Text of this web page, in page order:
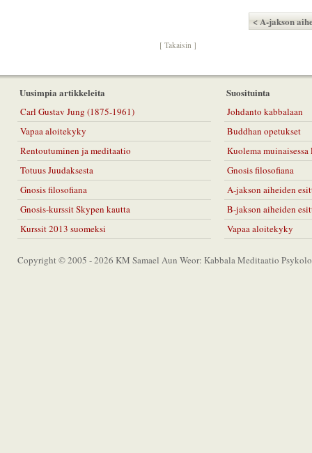
< A-jakson
[ Takaisin ]
Uusimpia artikkeleita
Carl Gustav Jung (1875-1961)
Vapaa aloitekyky
Rentoutuminen ja meditaatio
Totuus Juudaksesta
Gnosis filosofiana
Gnosis-kurssit Skypen kautta
Kurssit 2013 suomeksi
Suosituinta
Johdanto kabbalaan
Buddhan opetukset
Kuolema muinaisessa
Gnosis filosofiana
A-jakson aiheiden
B-jakson aiheiden
Vapaa aloitekyky
Copyright © 2005 - 2026 KM Samael Aun Weor: Kabbala Meditaatio